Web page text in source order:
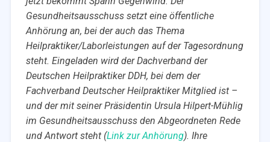
Gesundheitsausschuss setzt eine öffentliche
Anhörung an, bei der auch das Thema
Heilpraktiker/Laborleistungen auf der Tagesordnung
steht. Eingeladen wird der Dachverband der
Deutschen Heilpraktiker DDH, bei dem der
Fachverband Deutscher Heilpraktiker Mitglied ist –
und der mit seiner Präsidentin Ursula Hilpert-Mühlig
im Gesundheitsausschuss den Abgeordneten Rede
und Antwort steht (Link zur Anhörung). Ihre